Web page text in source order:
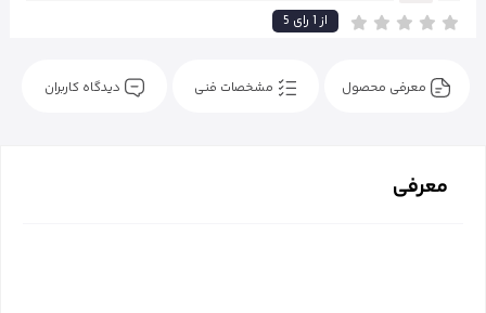
5 از1رای
معرفی محصول مشخصات فنی دیدگاه کاربران
معرفی